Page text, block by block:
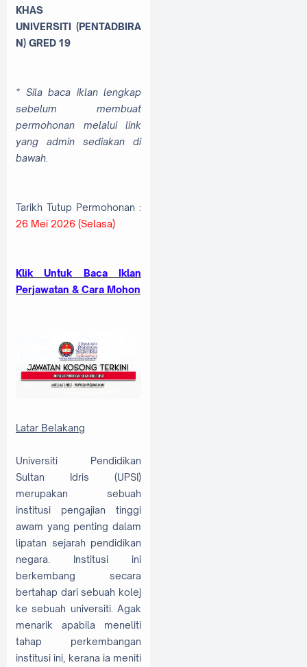
KHAS
UNIVERSITI (PENTADBIRA
N) GRED 19
* Sila baca iklan lengkap
sebelum membuat
permohonan melalui link
yang admin sediakan di
bawah.
Tarikh Tutup Permohonan :
26 Mei 2026 (Selasa)
Klik Untuk Baca Iklan
Perjawatan & Cara Mohon
Latar Belakang
Universiti Pendidikan
Sultan Idris (UPSI)
merupakan sebuah
institusi pengajian tinggi
awam yang penting dalam
lipatan sejarah pendidikan
negara. Institusi ini
berkembang secara
bertahap dari sebuah kolej
ke sebuah universiti. Agak
menarik apabila meneliti
tahap perkembangan
institusi ini, kerana ia meniti